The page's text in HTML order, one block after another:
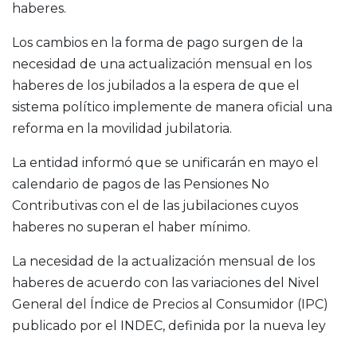
haberes.
Los cambios en la forma de pago surgen de la
necesidad de una actualización mensual en los
haberes de los jubilados a la espera de que el
sistema político implemente de manera oficial una
reforma en la movilidad jubilatoria.
La entidad informó que se unificarán en mayo el
calendario de pagos de las Pensiones No
Contributivas con el de las jubilaciones cuyos
haberes no superan el haber mínimo.
La necesidad de la actualización mensual de los
haberes de acuerdo con las variaciones del Nivel
General del Índice de Precios al Consumidor (IPC)
publicado por el INDEC, definida por la nueva ley